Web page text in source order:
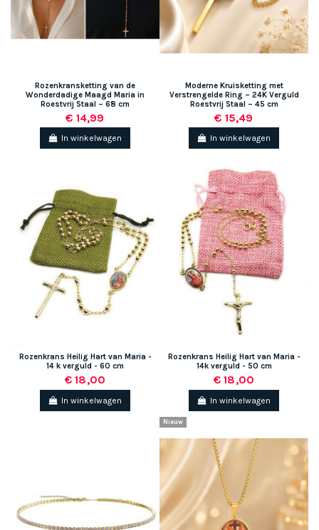
Rozenkransketting van de
Wonderdadige Maagd Maria in
Roestvrij Staal – 68 cm
€ 14,99
In winkelwagen
Moderne Kruisketting met
Verstrengelde Ring – 24K Verguld
Roestvrij Staal – 45 cm
€ 15,49
In winkelwagen
Rozenkrans Heilig Hart van Maria -
14 k verguld - 60 cm
€ 18,00
In winkelwagen
Rozenkrans Heilig Hart van Maria -
14k verguld - 50 cm
€ 18,00
In winkelwagen
Nieuw